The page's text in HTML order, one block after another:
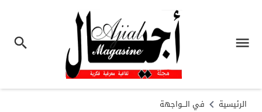
الرئيسية في الـــواجهة